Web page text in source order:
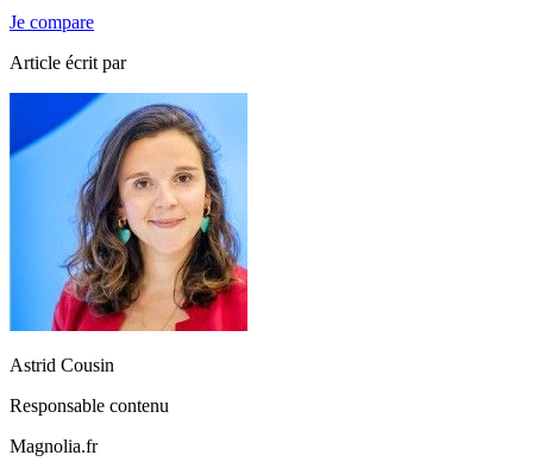
Je compare
Article écrit par
Astrid Cousin
Responsable contenu
Magnolia.fr